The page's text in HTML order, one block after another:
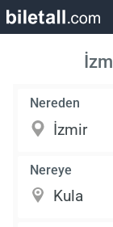
Nereden
Nereye